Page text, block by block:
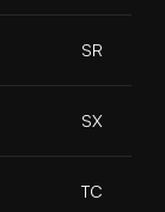
SR
SX
TC